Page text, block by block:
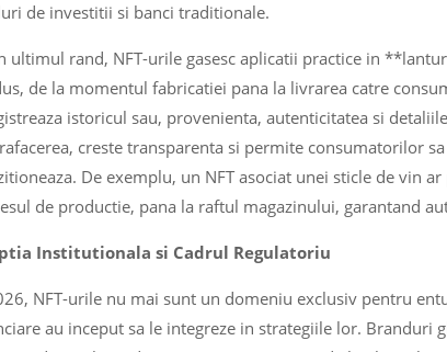
de investitii si banci traditionale.
ultimul rand, NFT-urile gasesc aplicatii practice in
de la momentul fabricatiei pana la livrarea catre
istoricul sau, provenienta, autenticitatea si
creste transparenta si permite consumatorilor
De exemplu, un NFT asociat unei sticle de vin
de productie, pana la raftul magazinului, garantand
Institutionala si Cadrul Regulatoriu
NFT-urile nu mai sunt un domeniu exclusiv pentru
au inceput sa le integreze in strategiile lor. Branduri